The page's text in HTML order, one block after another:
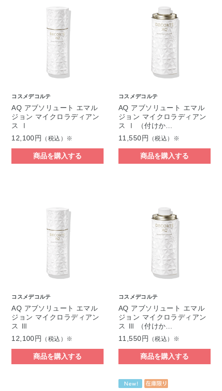
コスメデコルテ
AQ アブソリュート エマル
ジョン マイクロラディアン
ス Ⅰ
12,100円 （税込）※
商品を購入する
コスメデコルテ
AQ アブソリュート エマル
ジョン マイクロラディアン
ス Ⅰ （付けか…
11,550円 （税込）※
商品を購入する
コスメデコルテ
AQ アブソリュート エマル
ジョン マイクロラディアン
ス Ⅲ
12,100円
（税込）※
商品を購入する
コスメデコルテ
AQ アブソリュート エマル
ジョン マイクロラディアン
ス Ⅲ （付けか…
11,550円
（税込）※
商品を購入する